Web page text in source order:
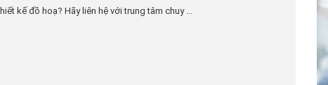
kế đồ hoạ? Hãy liên hệ với trung tâm chuy ...